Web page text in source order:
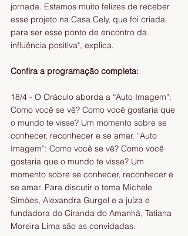
jornada. Estamos muito felizes de receber
esse projeto na Casa Cely, que foi criada
para ser esse ponto de encontro da
influência positiva", explica.
Confira a programação completa:
18/4 - O Oráculo aborda a “Auto Imagem”:
Como você se vê? Como você gostaria que
o mundo te visse? Um momento sobre se
conhecer, reconhecer e se amar. “Auto
Imagem”: Como você se vê? Como você
gostaria que o mundo te visse? Um
momento sobre se conhecer, reconhecer e
se amar. Para discutir o tema Michele
Simões, Alexandra Gurgel e a juíza e
fundadora do Ciranda do Amanhã, Tatiana
Moreira Lima são as convidadas.